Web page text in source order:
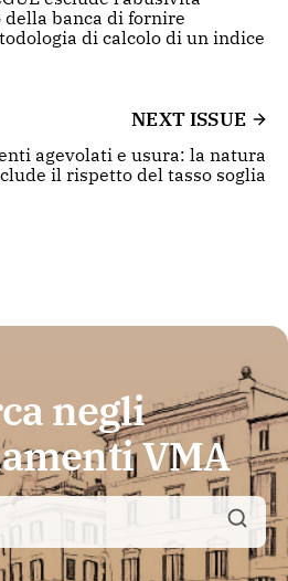
della banca di fornire
di calcolo di un indice
NEXT ISSUE
agevolati e usura: la natura
il rispetto del tasso soglia
negli
VMA